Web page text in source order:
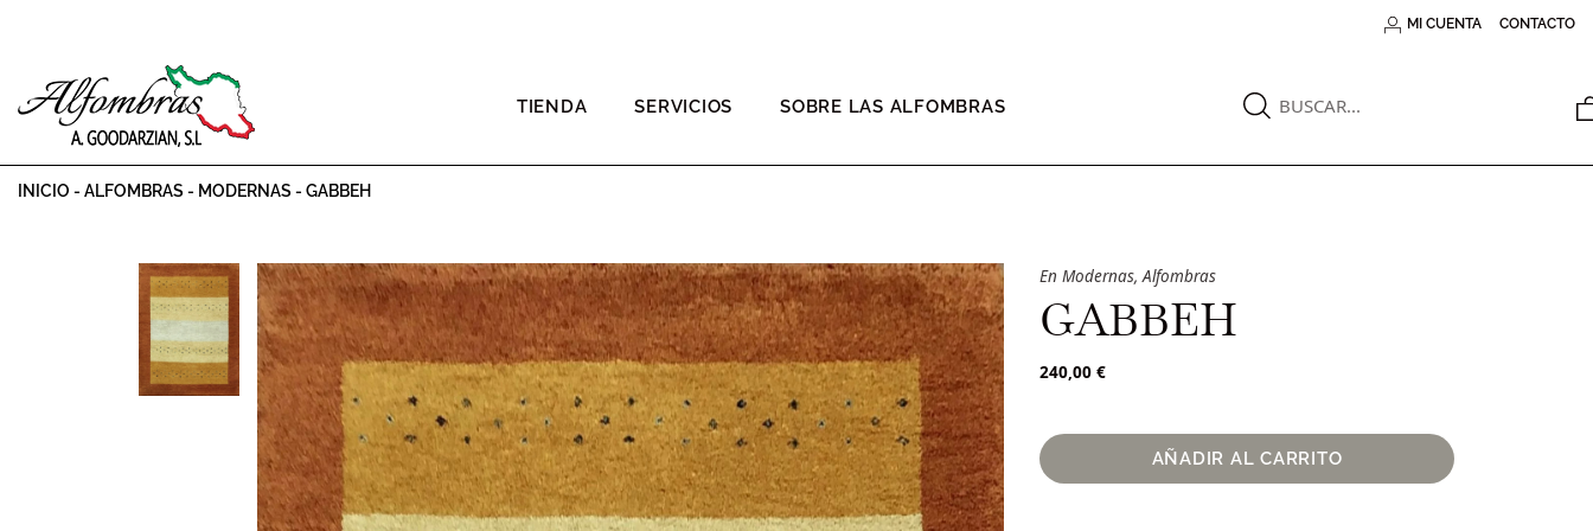
MI CUENTA CONTACTO
TIENDA SERVICIOS SOBRE LAS ALFOMBRAS
INICIO - ALFOMBRAS - MODERNAS - GABBEH
En Modernas,Alfombras
GABBEH
240,00 €
AÑADIR AL CARRITO